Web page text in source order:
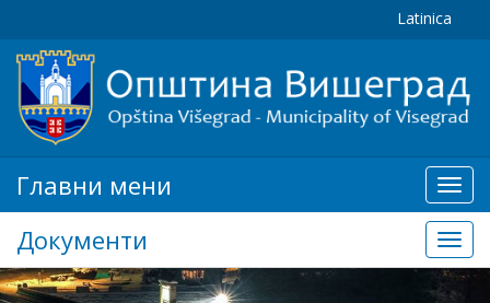
Latinica
мени
Главни мени
Документи